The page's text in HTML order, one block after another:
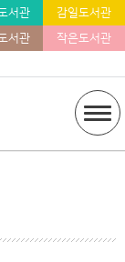
서관
감일도서관
서관
작은도서관